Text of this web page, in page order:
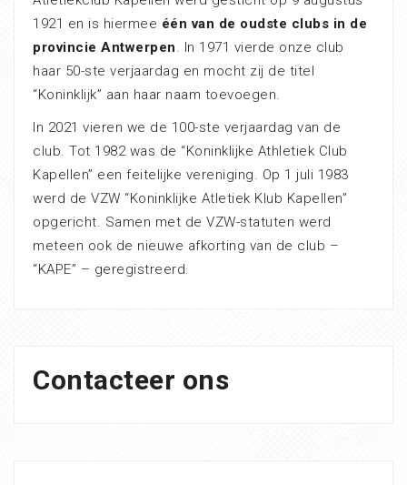
1921 en is hiermee één van de oudste clubs in de
provincie Antwerpen. In 1971 vierde onze club
haar 50-ste verjaardag en mocht zij de titel
“Koninklijk” aan haar naam toevoegen.
In 2021 vieren we de 100-ste verjaardag van de
club. Tot 1982 was de “Koninklijke Athletiek Club
Kapellen” een feitelijke vereniging. Op 1 juli 1983
werd de VZW “Koninklijke Atletiek Klub Kapellen”
opgericht. Samen met de VZW-statuten werd
meteen ook de nieuwe afkorting van de club –
“KAPE” – geregistreerd.
Contacteer ons